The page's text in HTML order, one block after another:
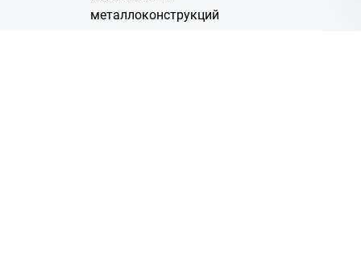
металлоконструкций